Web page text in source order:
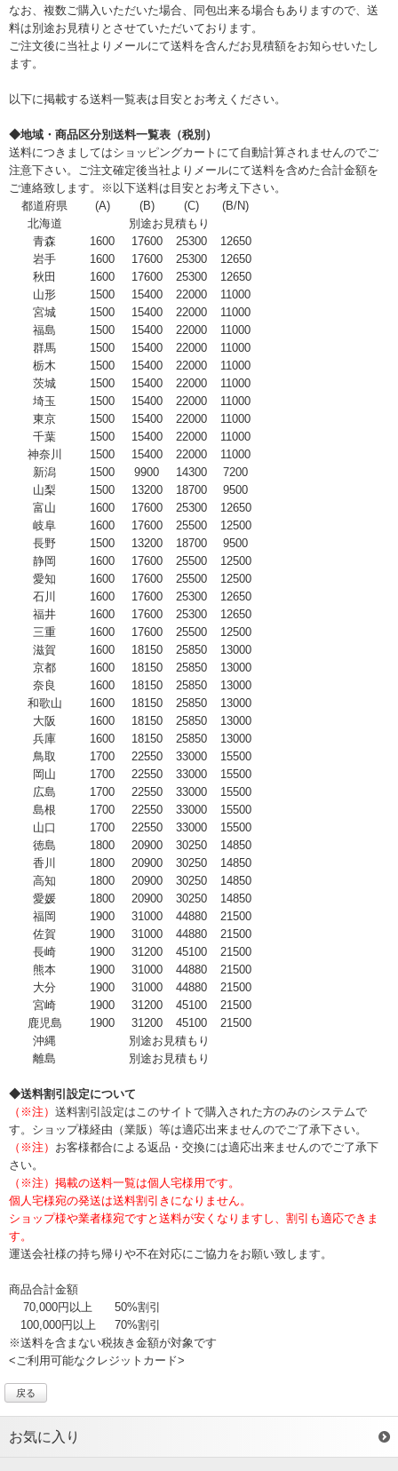
なお、複数ご購入いただいた場合、同包出来る場合もありますので、送
料は別途お見積りとさせていただいております。
ご注文後に当社よりメールにて送料を含んだお見積額をお知らせいたし
ます。
以下に掲載する送料一覧表は目安とお考えください。
◆地域・商品区分別送料一覧表（税別）
送料につきましてはショッピングカートにて自動計算されませんのでご
注意下さい。ご注文確定後当社よりメールにて送料を含めた合計金額を
ご連絡致します。※以下送料は目安とお考え下さい。
都道府県
(A) (B) (C)
(B/N)
北海道
別途お見積もり
青森
1600 17600 25300
12650
岩手
1600 17600 25300
12650
秋田
1600 17600 25300
12650
山形
1500 15400 22000
11000
宮城
1500 15400 22000
11000
福島
1500 15400 22000
11000
群馬
1500 15400 22000
11000
栃木
1500 15400 22000
11000
茨城
1500 15400 22000
11000
埼玉
1500 15400 22000
11000
東京
1500 15400 22000
11000
千葉
1500 15400 22000
11000
神奈川
1500 15400 22000
11000
新潟
1500 9900 14300
7200
山梨
1500 13200 18700
9500
富山
1600 17600 25300
12650
岐阜
1600 17600 25500
12500
長野
1500 13200 18700
9500
静岡
1600 17600 25500
12500
愛知
1600 17600 25500
12500
石川
1600 17600 25300
12650
福井
1600 17600 25300
12650
三重
1600 17600 25500
12500
滋賀
1600 18150 25850
13000
京都
1600 18150 25850
13000
奈良
1600 18150 25850
13000
和歌山
1600 18150 25850
13000
大阪
1600 18150 25850
13000
兵庫
1600 18150 25850
13000
鳥取
1700 22550 33000
15500
岡山
1700 22550 33000
15500
広島
1700 22550 33000
15500
島根
1700 22550 33000
15500
山口
1700 22550 33000
15500
徳島
1800 20900 30250
14850
香川
1800 20900 30250
14850
高知
1800 20900 30250
14850
愛媛
1800 20900 30250
14850
福岡
1900 31000 44880
21500
佐賀
1900 31000 44880
21500
長崎
1900 31200 45100
21500
熊本
1900 31000 44880
21500
大分
1900 31000 44880
21500
宮崎
1900 31200 45100
21500
鹿児島
1900 31200 45100
21500
沖縄
別途お見積もり
離島
別途お見積もり
◆送料割引設定について
（※注） 送料割引設定はこのサイトで購入された方のみのシステムで
す。ショップ様経由（業販）等は適応出来ませんのでご了承下さい。
（※注） お客様都合による返品・交換には適応出来ませんのでご了承下
さい。
（※注）掲載の送料一覧は個人宅様用です。
個人宅様宛の発送は送料割引きになりません。
ショップ様や業者様宛ですと送料が安くなりますし、割引も適応できま
す。
運送会社様の持ち帰りや不在対応にご協力をお願い致します。
商品合計金額
70,000円以上
50%割引
100,000円以上
70%割引
※送料を含まない税抜き金額が対象です
<ご利用可能なクレジットカード>
戻る
お気に入り